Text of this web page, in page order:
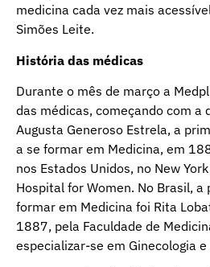
medicina cada vez mais
Simões Leite.
História das médicas
Durante o mês de março a
das médicas, começando com a
Augusta Generoso Estrela, a
a se formar em Medicina, em
nos Estados Unidos, no New
Hospital for Women. No Brasil,
formar em Medicina foi Rita
1887, pela Faculdade de
especializar-se em Ginecologia